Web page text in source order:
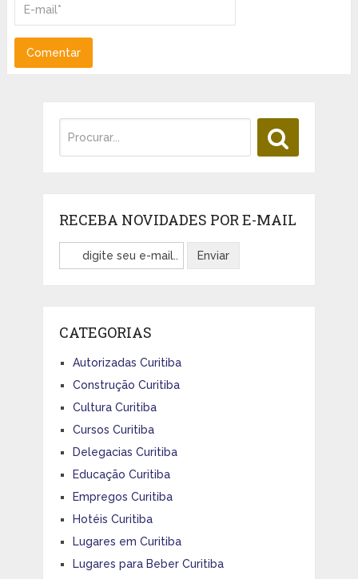
RECEBA NOVIDADES POR E-MAIL
CATEGORIAS
Autorizadas Curitiba
Construção Curitiba
Cultura Curitiba
Cursos Curitiba
Delegacias Curitiba
Educação Curitiba
Empregos Curitiba
Hotéis Curitiba
Lugares em Curitiba
Lugares para Beber Curitiba